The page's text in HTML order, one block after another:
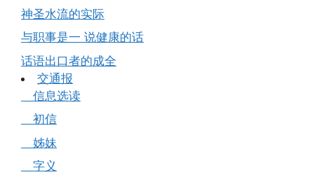
神圣水流的实际
与职事是一 说健康的话
话语出口者的成全
交通报
信息选读
初信
姊妹
字义